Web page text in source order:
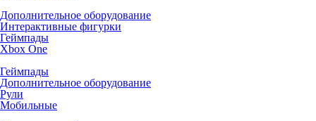
Дополнительное оборудование
Интерактивные фигурки
Геймпады
Xbox One
Геймпады
Дополнительное оборудование
Рули
Мобильные